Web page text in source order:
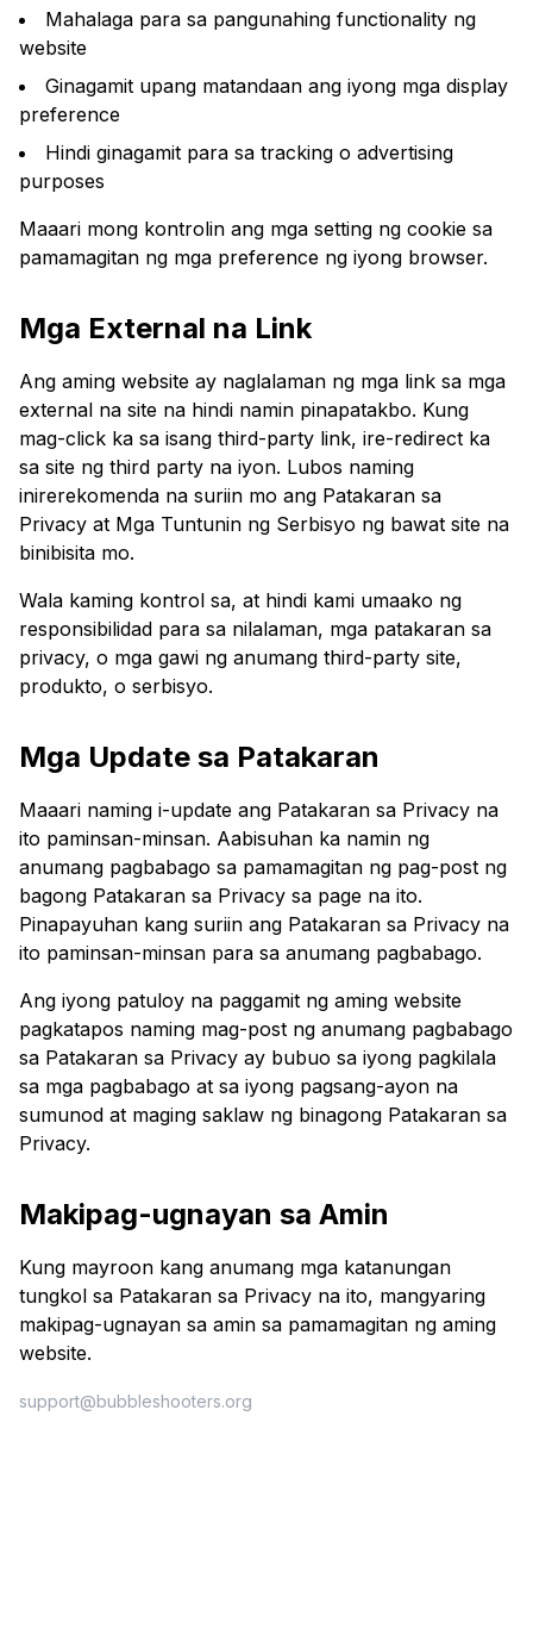
Mahalaga para sa pangunahing functionality ng
website
Ginagamit upang matandaan ang iyong mga display
preference
Hindi ginagamit para sa tracking o advertising
purposes
Maaari mong kontrolin ang mga setting ng cookie sa
pamamagitan ng mga preference ng iyong browser.
Mga External na Link
Ang aming website ay naglalaman ng mga link sa mga
external na site na hindi namin pinapatakbo. Kung
mag-click ka sa isang third-party link, ire-redirect ka
sa site ng third party na iyon. Lubos naming
inirerekomenda na suriin mo ang Patakaran sa
Privacy at Mga Tuntunin ng Serbisyo ng bawat site na
binibisita mo.
Wala kaming kontrol sa, at hindi kami umaako ng
responsibilidad para sa nilalaman, mga patakaran sa
privacy, o mga gawi ng anumang third-party site,
produkto, o serbisyo.
Mga Update sa Patakaran
Maaari naming i-update ang Patakaran sa Privacy na
ito paminsan-minsan. Aabisuhan ka namin ng
anumang pagbabago sa pamamagitan ng pag-post ng
bagong Patakaran sa Privacy sa page na ito.
Pinapayuhan kang suriin ang Patakaran sa Privacy na
ito paminsan-minsan para sa anumang pagbabago.
Ang iyong patuloy na paggamit ng aming website
pagkatapos naming mag-post ng anumang pagbabago
sa Patakaran sa Privacy ay bubuo sa iyong pagkilala
sa mga pagbabago at sa iyong pagsang-ayon na
sumunod at maging saklaw ng binagong Patakaran sa
Privacy.
Makipag-ugnayan sa Amin
Kung mayroon kang anumang mga katanungan
tungkol sa Patakaran sa Privacy na ito, mangyaring
makipag-ugnayan sa amin sa pamamagitan ng aming
website.
support@bubbleshooters.org